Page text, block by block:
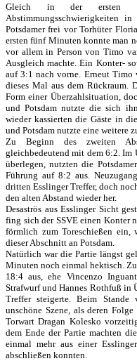
Gleich in der ersten
Abstimmungsschwierigkeiten
Potsdamer frei vor Torhüter
ersten fünf Minuten konnte man
vor allem in Person von Timo
Ausgleich machte. Ein Konter-
auf 3:1 nach vorne. Erneut Timo
dieses Mal aus dem Rückraum.
Form einer Überzahlsituation,
und Potsdam nutzte die sich
wieder kassierten die Gäste in
und Potsdam nutzte eine weitere
Zu Beginn des zweiten
gleichbedeutend mit dem 6:2. Im
überlegen, nutzten die
Führung auf 8:2 aus.
dritten Esslinger Treffer, doch
den alten Abstand wieder her.
Desaströs aus Esslinger Sicht
fing sich der SSVE einen Konter
förmlich zum Toreschießen ein,
dieser Abschnitt an Potsdam.
Natürlich war die Partie längst
Minuten noch einmal hektisch.
18:4 aus, ehe Vincenzo
Strafwurf und Hannes Rothfuß in
Treffer steigerte. Beim
unschöne Szene, als deren
Torwart Dragan Kolesko
dem Ende der Partie machten
einmal mehr aus einer
abschließen konnten.